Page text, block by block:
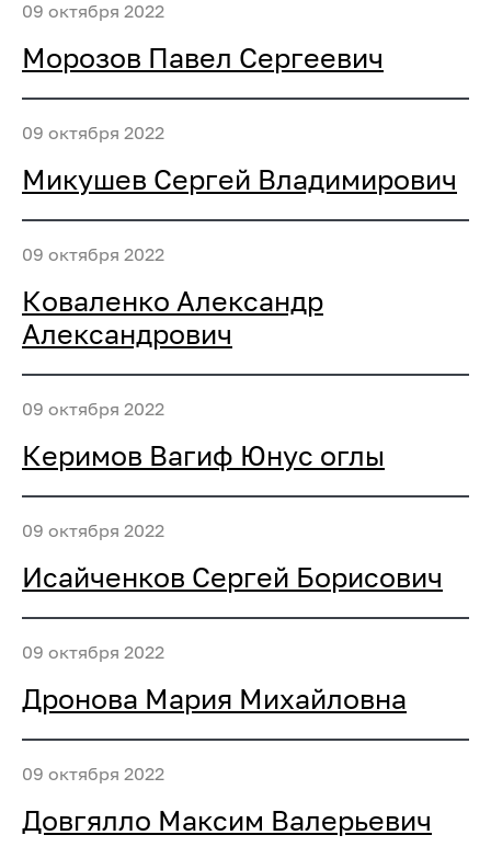
09 октября 2022
Морозов Павел Сергеевич
09 октября 2022
Микушев Сергей Владимирович
09 октября 2022
Коваленко Александр
Александрович
09 октября 2022
Керимов Вагиф Юнус оглы
09 октября 2022
Исайченков Сергей Борисович
09 октября 2022
Дронова Мария Михайловна
09 октября 2022
Довгялло Максим Валерьевич